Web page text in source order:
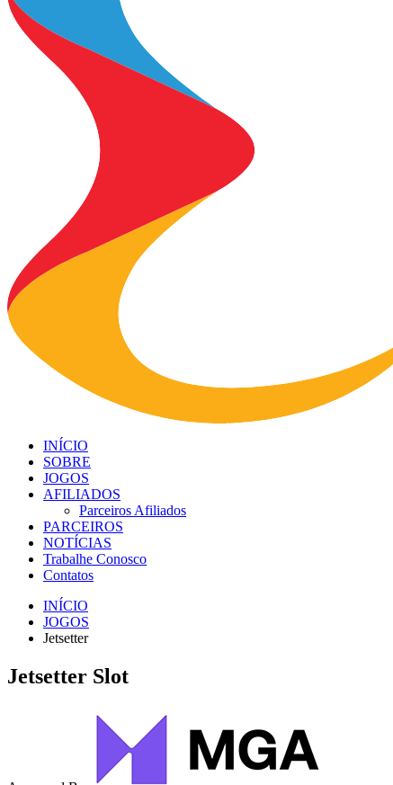
INÍCIO
SOBRE
JOGOS
AFILIADOS
Parceiros Afiliados
PARCEIROS
NOTÍCIAS
Trabalhe Conosco
Contatos
INÍCIO
JOGOS
Jetsetter
Jetsetter Slot